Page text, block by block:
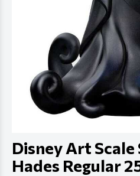
Disney Art
Hades Regular